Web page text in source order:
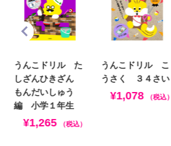
うんこドリル た
しざんひきざん
もんだいしゅう
編 小学１年生
¥1,265 （税込）
うんこドリル こ
うさく ３４さい
¥1,078 （税込）